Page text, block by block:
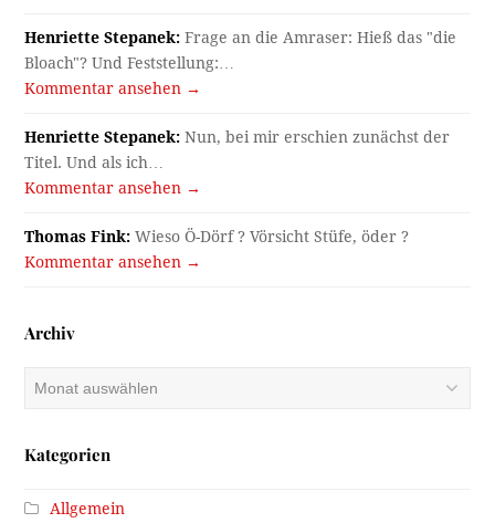
Henriette Stepanek: Frage an die Amraser: Hieß das "die
Bloach"? Und Feststellung:…
Kommentar ansehen →
Henriette Stepanek: Nun, bei mir erschien zunächst der
Titel. Und als ich…
Kommentar ansehen →
Thomas Fink: Wieso Ö-Dörf ? Vörsicht Stüfe, öder ?
Kommentar ansehen →
Archiv
Archiv
Kategorien
Allgemein